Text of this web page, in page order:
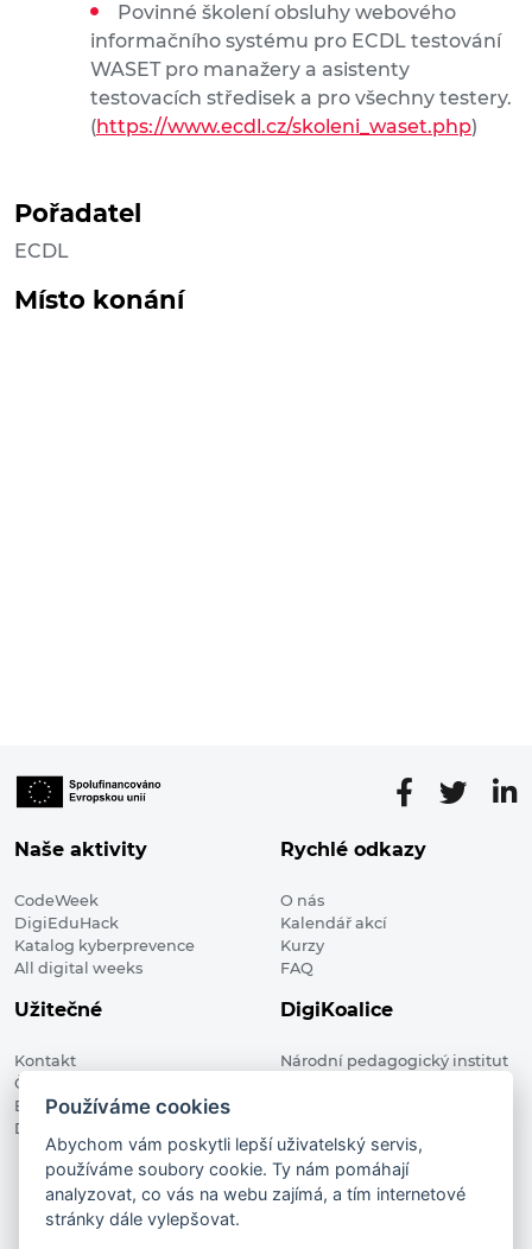
Povinné školení obsluhy webového
informačního systému pro ECDL testování
WASET pro manažery a asistenty
testovacích středisek a pro všechny testery.
(https://www.ecdl.cz/skoleni_waset.php)
Pořadatel
ECDL
Místo konání
Naše aktivity
CodeWeek
DigiEduHack
Katalog kyberprevence
All digital weeks
Rychlé odkazy
O nás
Kalendář akcí
Kurzy
FAQ
Užitečné
Kontakt
Členské organizace
Blog
Digitalizace ve vzdělávání
DigiKoalice
Národní pedagogický institut
DigiKoalice 2021. All rights reserved
Vstup do administrace
Používáme cookies
Abychom vám poskytli lepší uživatelský servis,
používáme soubory cookie. Ty nám pomáhají
analyzovat, co vás na webu zajímá, a tím internetové
stránky dále vylepšovat.